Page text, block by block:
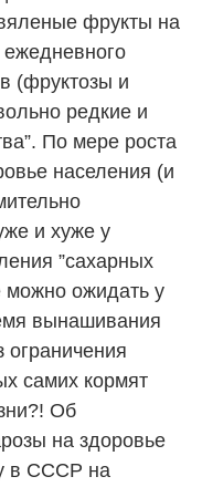
фрукты на
ежедневного
(фруктозы и
редкие и
По мере роста
населения (и
и хуже у
”сахарных
можно ожидать у
вынашивания
ограничения
самих кормят
Об
на здоровье
в СССР на